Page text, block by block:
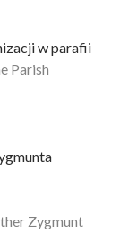
w parafii
Parish
Zygmunt